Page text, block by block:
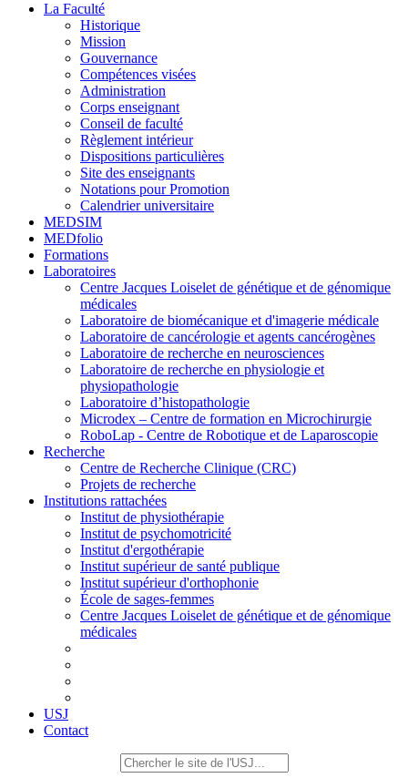
La Faculté
Historique
Mission
Gouvernance
Compétences visées
Administration
Corps enseignant
Conseil de faculté
Règlement intérieur
Dispositions particulières
Site des enseignants
Notations pour Promotion
Calendrier universitaire
MEDSIM
MEDfolio
Formations
Laboratoires
Centre Jacques Loiselet de génétique et de génomique
médicales
Laboratoire de biomécanique et d'imagerie médicale
Laboratoire de cancérologie et agents cancérogènes
Laboratoire de recherche en neurosciences
Laboratoire de recherche en physiologie et
physiopathologie
Laboratoire d’histopathologie
Microdex – Centre de formation en Microchirurgie
RoboLap - Centre de Robotique et de Laparoscopie
Recherche
Centre de Recherche Clinique (CRC)
Projets de recherche
Institutions rattachées
Institut de physiothérapie
Institut de psychomotricité
Institut d'ergothérapie
Institut supérieur de santé publique
Institut supérieur d'orthophonie
École de sages-femmes
Centre Jacques Loiselet de génétique et de génomique
médicales
USJ
Contact